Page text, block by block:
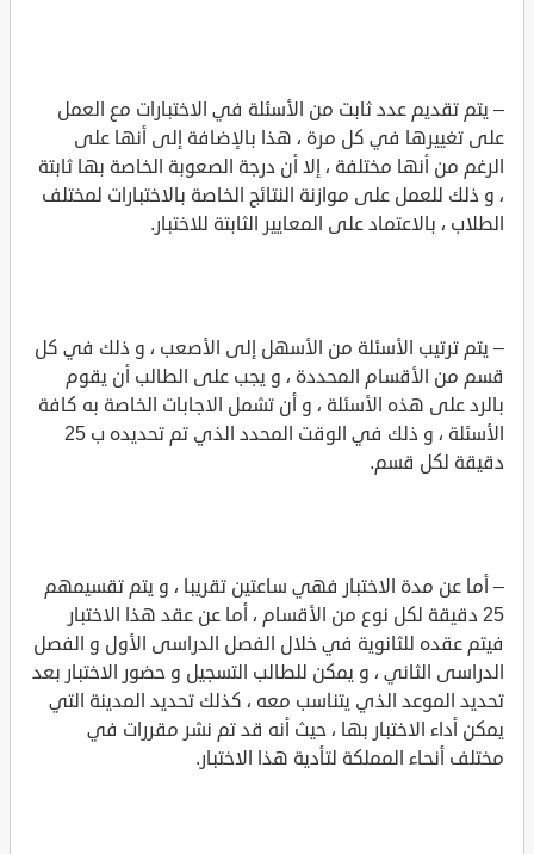
– يتم تقديم عدد ثابت من الأسئلة في الاختبارات مع العمل
على تغييرها في كل مرة ، هذا بالإضافة إلى أنها على
الرغم من أنها مختلفة ، إلا أن درجة الصعوبة الخاصة بها ثابتة
، و ذلك للعمل على موازنة النتائج الخاصة بالاختبارات لمختلف
الطلاب ، بالاعتماد على المعايير الثابتة للاختبار.
– يتم ترتيب الأسئلة من الأسهل إلى الأصعب ، و ذلك في كل
قسم من الأقسام المحددة ، و يجب على الطالب أن يقوم
بالرد على هذه الأسئلة ، و أن تشمل الاجابات الخاصة به كافة
الأسئلة ، و ذلك في الوقت المحدد الذي تم تحديده ب 25
دقيقة لكل قسم.
– أما عن مدة الاختبار فهي ساعتين تقريبا ، و يتم تقسيمهم
25 دقيقة لكل نوع من الأقسام ، أما عن عقد هذا الاختبار
فيتم عقده للثانوية في خلال الفصل الدراسى الأول و الفصل
الدراسى الثاني ، و يمكن للطالب التسجيل و حضور الاختبار بعد
تحديد الموعد الذي يتناسب معه ، كذلك تحديد المدينة التي
يمكن أداء الاختبار بها ، حيث أنه قد تم نشر مقررات في
مختلف أنحاء المملكة لتأدية هذا الاختبار.